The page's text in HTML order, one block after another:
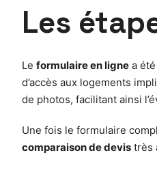
Les
Le formulaire en ligne a
d’accès aux logements
de photos, facilitant ainsi
Une fois le formulaire
comparaison de devis très